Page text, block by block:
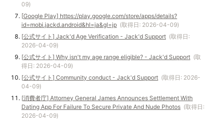
09)
[Google Play] https://play.google.com/store/apps/details?
id=mobi.jackd.android&hl=ja&gl=jp (取得日: 2026-04-09)
[公式サイト ] Jack'd Age Verification - Jack'd Support (取得日:
2026-04-09)
[公式サイト ] Why isn't my age range eligible? - Jack'd Support (取
得日: 2026-04-09)
[公式サイト ] Community conduct - Jack'd Support (取得日: 2026-
04-09)
[消費者庁] Attorney General James Announces Settlement With
Dating App For Failure To Secure Private And Nude Photos (取得日:
2026-04-09)